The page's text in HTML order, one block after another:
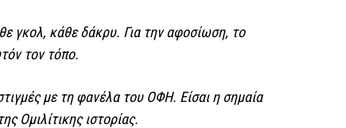
γκολ, κάθε δάκρυ. Για την αφοσίωση, το
τον τόπο.
με τη φανέλα του ΟΦΗ. Είσαι η σημαία
Ομιλίτικης ιστορίας.